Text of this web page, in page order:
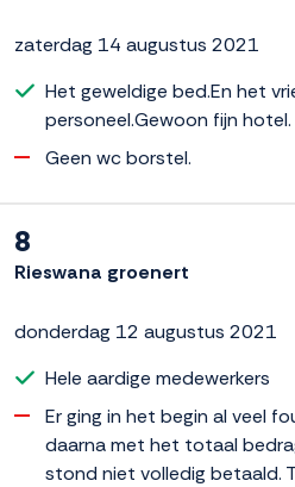
zaterdag 14 augustus 2021
Het geweldige bed.En het
personeel.Gewoon fijn hotel.
Geen wc borstel.
8
Rieswana groenert
donderdag 12 augustus 2021
Hele aardige medewerkers
Er ging in het begin al veel
daarna met het totaal
stond niet volledig betaald.